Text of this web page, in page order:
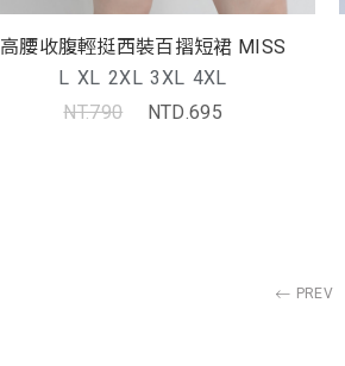
高腰收腹輕挺西裝百摺短裙 MISS
L XL 2XL 3XL 4XL
NT.790
NTD.695
PREV